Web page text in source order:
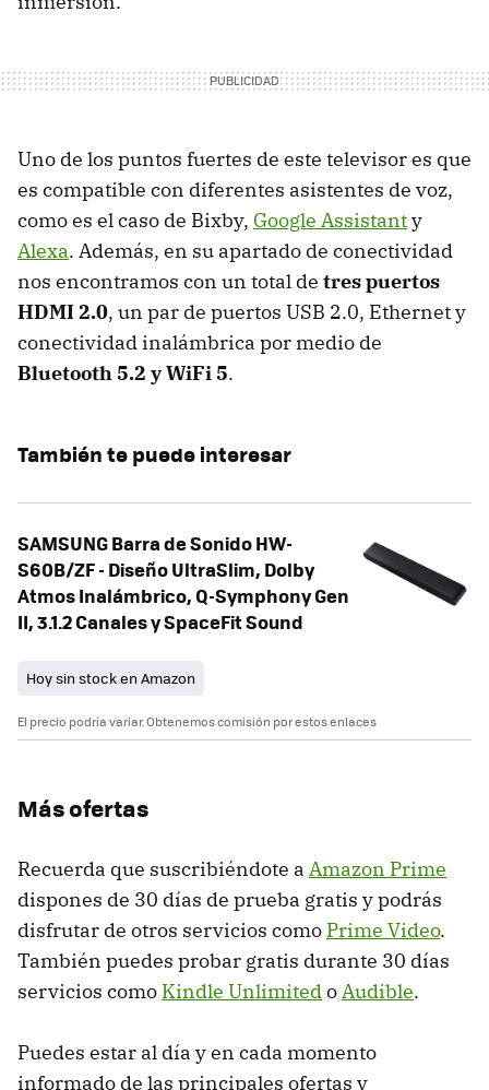
Uno de los puntos fuertes de este televisor es que
es compatible con diferentes asistentes de voz,
como es el caso de Bixby, Google Assistanty
Alexa. Además, en su apartado de conectividad
nos encontramos con un total de tres puertos
HDMI 2.0, un par de puertos USB 2.0, Ethernet y
conectividad inalámbrica por medio de
Bluetooth 5.2 y WiFi 5.
También te puede interesar
SAMSUNG Barra de Sonido HW-
S60B/ZF - Diseño UltraSlim, Dolby
Atmos Inalámbrico, Q-Symphony Gen
II, 3.1.2 Canales y SpaceFit Sound
Hoy sin stock en Amazon
El precio podría variar. Obtenemos comisión por estos enlaces
Más ofertas
Recuerda que suscribiéndote a Amazon Prime
dispones de 30 días de prueba gratis y podrás
disfrutar de otros servicios como Prime Video.
También puedes probar gratis durante 30 días
servicios como Kindle UnlimitedoAudible.
Puedes estar al día y en cada momento
informado de las principales ofertas y